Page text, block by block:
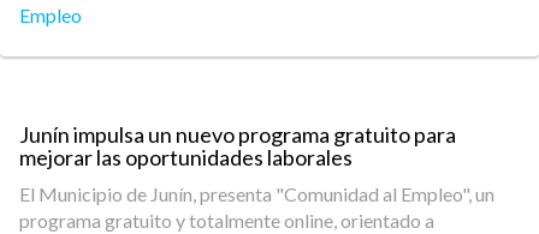
Empleo
Junín impulsa un nuevo programa gratuito para
mejorar las oportunidades laborales
El Municipio de Junín, presenta "Comunidad al Empleo", un
programa gratuito y totalmente online, orientado a